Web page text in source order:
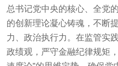
总书记党中央的核心、全党
的创新理论凝心铸魂，不断
力、政治执行力。在监管实
政绩观，严守金融纪律规矩